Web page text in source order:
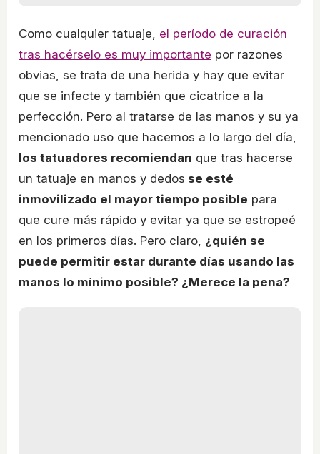
Como cualquier tatuaje, el período de curación
tras hacérselo es muy importante por razones
obvias, se trata de una herida y hay que evitar
que se infecte y también que cicatrice a la
perfección. Pero al tratarse de las manos y su ya
mencionado uso que hacemos a lo largo del día,
los tatuadores recomiendan que tras hacerse
un tatuaje en manos y dedos se esté
inmovilizado el mayor tiempo posible para
que cure más rápido y evitar ya que se estropeé
en los primeros días. Pero claro, ¿quién se
puede permitir estar durante días usando las
manos lo mínimo posible? ¿Merece la pena?